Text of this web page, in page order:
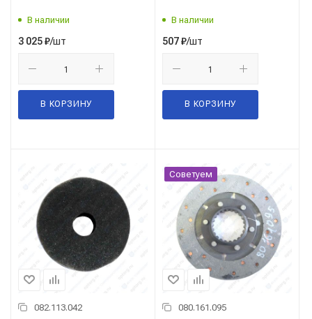
В наличии
3 025₽/шт
В КОРЗИНУ
В наличии
507₽/шт
В КОРЗИНУ
082.113.042
Советуем
080.161.095